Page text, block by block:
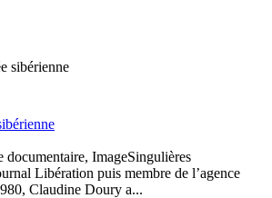
documentaire, ImageSingulières
Libération puis membre de l’agence
Claudine Doury a...